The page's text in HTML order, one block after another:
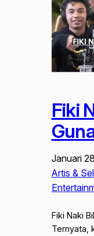
Fiki
Januari
Artis &
Fiki Naki
Ternyata,